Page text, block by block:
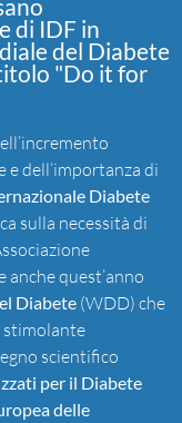
di IDF in
del Diabete
"Do it for
e dell’importanza di
Diabete
sulla necessità di
quest’anno
Diabete (WDD) che
stimolante
scientifico
per il Diabete
delle